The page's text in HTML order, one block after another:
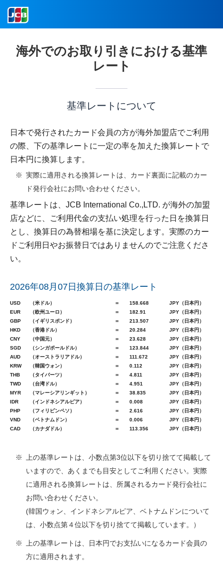
海外でのお取り引きにおける基準
レート
基準レートについて
日本で発行されたカード会員の方が海外加盟店でご利用
の際、下の基準レートに一定の率を加えた換算レートで
日本円に換算します。
実際に適用される換算レートは、カード裏面に記載のカー
ド発行会社にお問い合わせください。
基準レートは、JCB International Co.,LTD. が海外の加盟
店などに、ご利用代金の支払い処理を行った日を換算日
とし、換算日の為替相場を基に決定します。実際のカー
ドご利用日やお振替日ではありませんのでご注意くださ
い。
2026年08月07日換算日の基準レート
USD （米ドル） ＝ 158.668
JPY（日本円）
EUR
（欧州ユーロ） ＝ 182.91
JPY（日本円）
GBP
（イギリスポンド） ＝ 213.507
JPY（日本円）
HKD
（香港ドル） ＝ 20.284
JPY（日本円）
CNY
（中国元） ＝ 23.628
JPY（日本円）
SGD
（シンガポールドル） ＝ 123.844
JPY（日本円）
AUD
（オーストラリアドル） ＝ 111.672
JPY（日本円）
KRW
（韓国ウォン） ＝ 0.112
JPY（日本円）
THB
（タイバーツ） ＝ 4.811
JPY（日本円）
TWD
（台湾ドル） ＝ 4.951
JPY（日本円）
MYR
（マレーシアリンギット） ＝ 38.835
JPY（日本円）
IDR
（インドネシアルピア） ＝ 0.008
JPY（日本円）
PHP
（フィリピンペソ） ＝ 2.616
JPY（日本円）
VND
（ベトナムドン） ＝ 0.006
JPY（日本円）
CAD
（カナダドル） ＝ 113.356 JPY（日本円）
上の基準レートは、小数点第3位以下を切り捨てて掲載して
いますので、あくまでも目安としてご利用ください。実際
に適用される換算レートは、所属されるカード発行会社に
お問い合わせください。
(韓国ウォン、インドネシアルピア、ベトナムドンについて
は、小数点第４位以下を切り捨てて掲載しています。）
上の基準レートは、日本円でお支払いになるカード会員の
方に適用されます。